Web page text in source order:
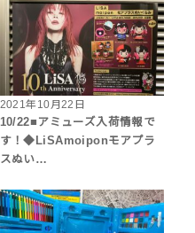
2021年10月22日
10/22■アミューズ入荷情報で
す！◆LiSAmoiponモアプラ
スぬい…